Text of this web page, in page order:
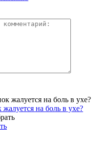
на боль в ухе?